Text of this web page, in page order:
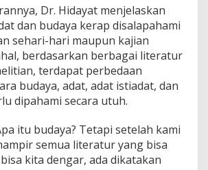
Dr. Hidayat menjelaskan
dan budaya kerap disalapahami
sehari-hari maupun kajian
berdasarkan berbagai literatur
terdapat perbedaan
budaya, adat, adat istiadat, dan
dipahami secara utuh.
itu budaya? Tetapi setelah kami
semua literatur yang bisa
kita dengar, ada dikatakan